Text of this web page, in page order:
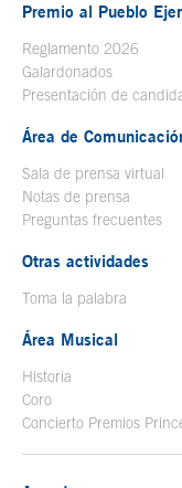
Premio al Pueblo
Reglamento 2026
Galardonados
Presentación de
Área de
Sala de prensa virtual
Notas de prensa
Preguntas frecuentes
Otras actividades
Toma la palabra
Área Musical
Historia
Coro
Concierto Premios